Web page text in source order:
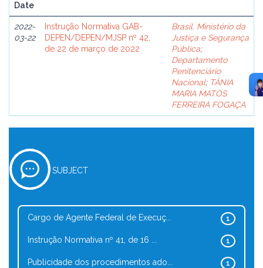
Date
2022-
03-22
Instrução Normativa GAB-
DEPEN/DEPEN/MJSP nº 42,
de 22 de março de 2022
Brasil. Ministério da
Justiça e Segurança
Pública;
Departamento
Penitenciário
Nacional; TÂNIA
MARIA MATOS
FERREIRA FOGAÇA
SUBJECT
1
Cargo de Agente Federal de Execuç...
1
Instrução Normativa nº 41, de 16 ...
1
Publicidade dos procedimentos ado...